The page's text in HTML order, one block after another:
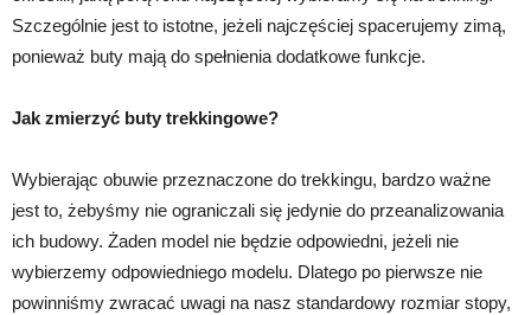
Szczególnie jest to istotne, jeżeli najczęściej spacerujemy zimą,
ponieważ buty mają do spełnienia dodatkowe funkcje.
Jak zmierzyć buty trekkingowe?
Wybierając obuwie przeznaczone do trekkingu, bardzo ważne
jest to, żebyśmy nie ograniczali się jedynie do przeanalizowania
ich budowy. Żaden model nie będzie odpowiedni, jeżeli nie
wybierzemy odpowiedniego modelu. Dlatego po pierwsze nie
powinniśmy zwracać uwagi na nasz standardowy rozmiar stopy,